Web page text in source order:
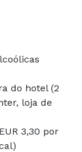
do hotel (2
loja de
3,30 por